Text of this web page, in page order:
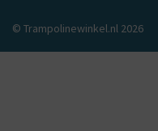
© Trampolinewinkel.nl 2026